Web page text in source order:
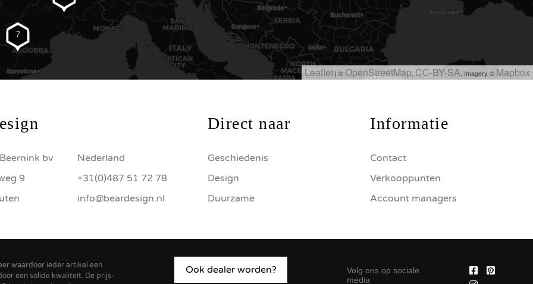
7
Leaflet | ©OpenStreetMap CC-BY-SA , Imagery © Mapbox
bv
9
Nederland
+31(0)487 51 72 78
info@beardesign.nl
Direct naar
Geschiedenis
Design
Duurzame
Informatie
Contact
Verkooppunten
Account managers
waardoor ieder artikel een
een solide kwaliteit. De prijs-
Ook dealer worden?
Volg ons op sociale
media